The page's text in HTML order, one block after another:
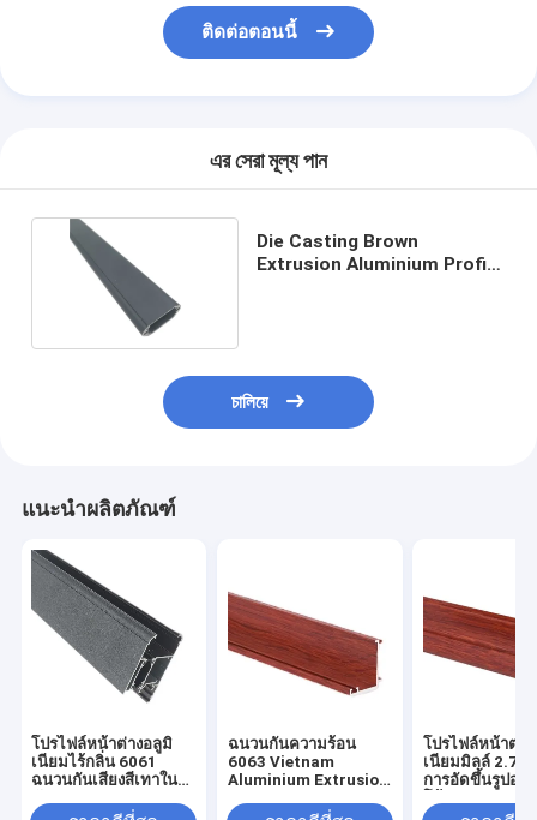
ติดต่อตอนนี้
এর সেরা মূল্য পান
Die Casting Brown
Extrusion Aluminium Profile
চালিয়ে
แนะนำผลิตภัณฑ์
โปรไฟล์หน้าต่างอลูมิ
เนียมไร้กลิ่น 6061
ฉนวนกันเสียงสีเทาใน
ฉนวนกันความร้อน
6063 Vietnam
Aluminium Extrusion
โปรไฟล์หน้าต่า
เนียมมิลล์ 2.7g
การอัดขึ้นรูปอลู